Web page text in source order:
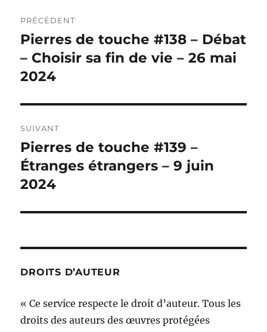
de
l’article
PRÉCÉDENT
Publication
précédente :
Pierres de touche #138 – Débat
– Choisir sa fin de vie – 26 mai
2024
SUIVANT
Publication
suivante :
Pierres de touche #139 –
Étranges étrangers – 9 juin
2024
DROITS D’AUTEUR
« Ce service respecte le droit d’auteur. Tous les
droits des auteurs des œuvres protégées